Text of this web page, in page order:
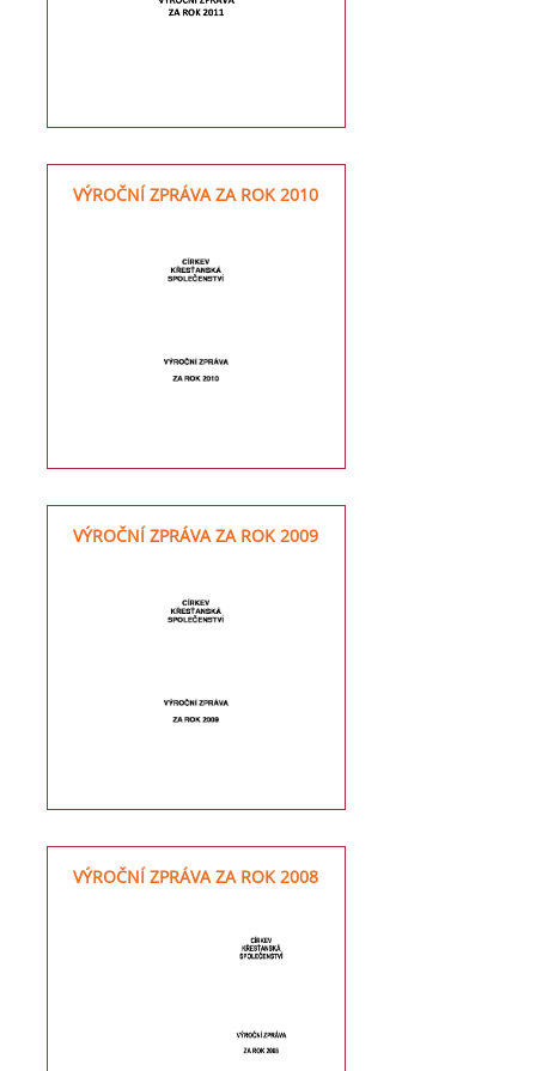
VÝROČNÍ ZPRÁVA ZA ROK 2010
VÝROČNÍ ZPRÁVA ZA ROK 2009
VÝROČNÍ ZPRÁVA ZA ROK 2008